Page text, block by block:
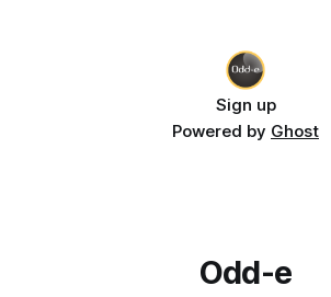
Sign up
Powered by Ghost
Odd-e